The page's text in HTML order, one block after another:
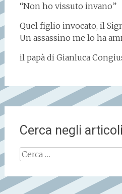
“Non ho vissuto invano”
Quel figlio invocato, il
Un assassino me lo ha
il papà di Gianluca
Cerca negli articoli
Ricerca